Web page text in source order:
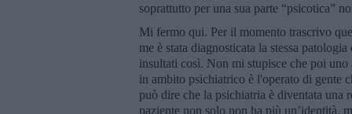
soprattutto per una sua parte “psicotica”
Mi fermo qui. Per il momento trascrivo
me è stata diagnosticata la stessa
insultati così. Non mi stupisce che poi
in ambito psichiatrico è l'operato di gente
può dire che la psichiatria è diventata una
paziente non solo non ha più un’identità,